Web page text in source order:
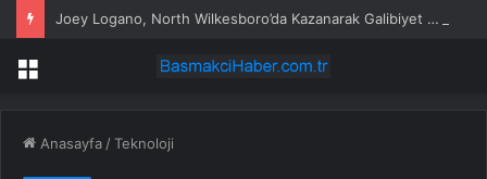
Joey Logano, North Wilkesboro’da Kazanarak Galibiyet Hasretini Sonlandırdı
Menü
Anasayfa /Teknoloji